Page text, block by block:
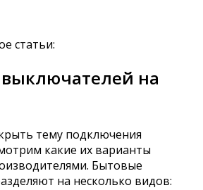
статьи:
на
тему подключения
какие их варианты
Бытовые
на несколько видов: